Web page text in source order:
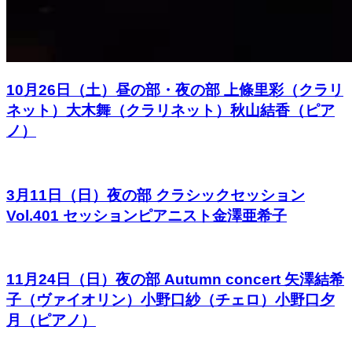
10月26日（土）昼の部・夜の部 上條里彩（クラリ
ネット）大木舞（クラリネット）秋山結香（ピア
ノ）
3月11日（日）夜の部 クラシックセッション
Vol.401 セッションピアニスト金澤亜希子
11月24日（日）夜の部 Autumn concert 矢澤結希
子（ヴァイオリン）小野口紗（チェロ）小野口夕
月（ピアノ）